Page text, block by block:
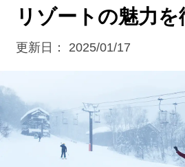
リゾートの魅力を
更新日： 2025/01/17